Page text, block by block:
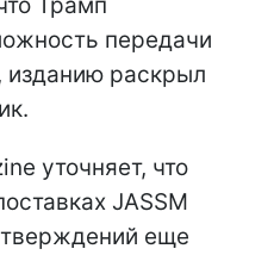
передачи
изданию раскрыл
уточняет, что
JASSM
еще